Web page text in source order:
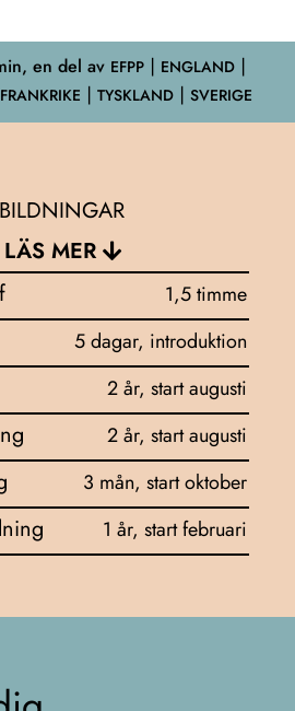
en del av EFPP⎮ ENGLAND ⎮
⎮ TYSKLAND ⎮ SVERIGE
LÄS MER
1,5 timme
5 dagar, introduktion
2 år, start augusti
2 år, start augusti
3 mån, start oktober
1 år, start februari